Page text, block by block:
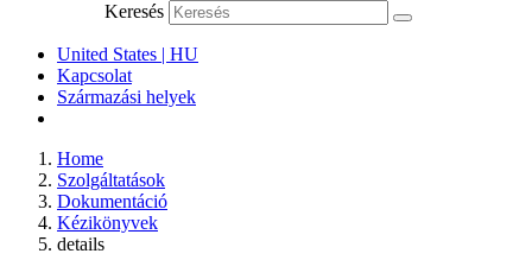
Keresés
United States | HU
Kapcsolat
Származási helyek
Home
Szolgáltatások
Dokumentáció
Kézikönyvek
details